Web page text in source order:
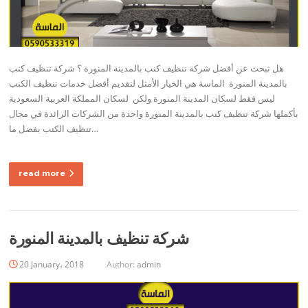
هل تبحث عن أفضل شركة تنظيف كنب بالمدينة المنورة ؟ شركة تنظيف كنب
بالمدينة المنورة الماسة هي الخيار الأمثل لتقديم أفضل خدمات تنظيف الكنب
ليس فقط لسكان المدينة المنورة ولكن لسكان المملكة العربية السعودية
بأكملها شركة تنظيف كنب بالمدينة المنورة واحدة من الشركات الرائدة في مجال
تنظيف الكنب بفضل ما…
read more
شركة تنظيف بالمدينة المنورة
20 January، 2018 Author:admin